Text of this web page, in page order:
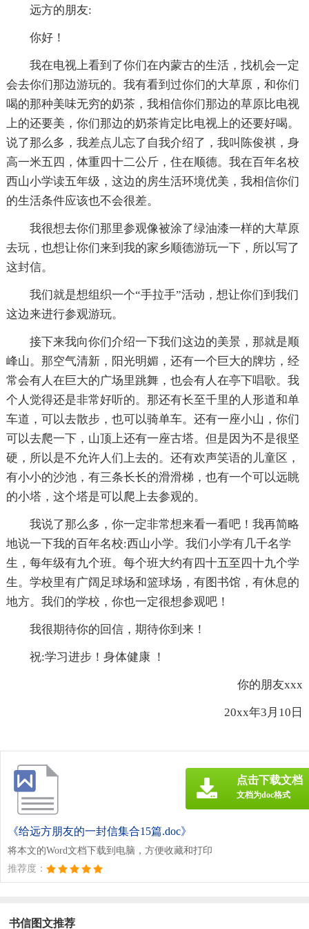
远方的朋友:
你好！
我在电视上看到了你们在内蒙古的生活，找机会一定
会去你们那边游玩的。我有看到过你们的大草原，和你们
喝的那种美味无穷的奶茶，我相信你们那边的草原比电视
上的还要美，你们那边的奶茶肯定比电视上的还要好喝。
说了那么多，我差点儿忘了自我介绍了，我叫陈俊祺，身
高一米五四，体重四十二公斤，住在顺德。我在百年名校
西山小学读五年级，这边的房生活环境优美，我相信你们
的生活条件应该也不会很差。
我很想去你们那里参观像被涂了绿油漆一样的大草原
去玩，也想让你们来到我的家乡顺德游玩一下，所以写了
这封信。
我们就是想组织一个“手拉手”活动，想让你们到我们
这边来进行参观游玩。
接下来我向你们介绍一下我们这边的美景，那就是顺
峰山。那空气清新，阳光明媚，还有一个巨大的牌坊，经
常会有人在巨大的广场里跳舞，也会有人在亭下唱歌。我
个人觉得还是非常好听的。那还有长至千里的人形道和单
车道，可以去散步，也可以骑单车。还有一座小山，你们
可以去爬一下，山顶上还有一座古塔。但是因为不是很坚
硬，所以是不允许人们上去的。还有欢声笑语的儿童区，
有小小的沙池，有三条长长的滑滑梯，也有一个可以远眺
的小塔，这个塔是可以爬上去参观的。
我说了那么多，你一定非常想来看一看吧！我再简略
地说一下我的百年名校:西山小学。我们小学有几千名学
生，每年级有九个班。每个班大约有四十五至四十九个学
生。学校里有广阔足球场和篮球场，有图书馆，有休息的
地方。我们的学校，你也一定很想参观吧！
我很期待你的回信，期待你到来！
祝:学习进步！身体健康 ！
你的朋友xxx
20xx年3月10日
《给远方朋友的一封信集合15篇.doc》
将本文的Word文档下载到电脑，方便收藏和打印
推荐度：
点击下载文档
文档为doc格式
书信图文推荐